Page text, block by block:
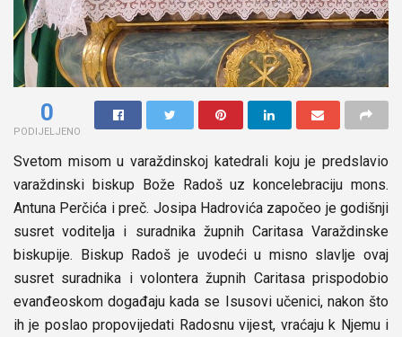
0
PODIJELJENO
Svetom misom u varaždinskoj katedrali koju je predslavio
varaždinski biskup Bože Radoš uz koncelebraciju mons.
Antuna Perčića i preč. Josipa Hadrovića započeo je godišnji
susret voditelja i suradnika župnih Caritasa Varaždinske
biskupije. Biskup Radoš je uvodeći u misno slavlje ovaj
susret suradnika i volontera župnih Caritasa prispodobio
evanđeoskom događaju kada se Isusovi učenici, nakon što
ih je poslao propovijedati Radosnu vijest, vraćaju k Njemu i